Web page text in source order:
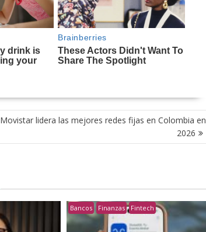
Movistar lidera las mejores redes fijas en Colombia en
2026
Bancos Finanzas Fintech